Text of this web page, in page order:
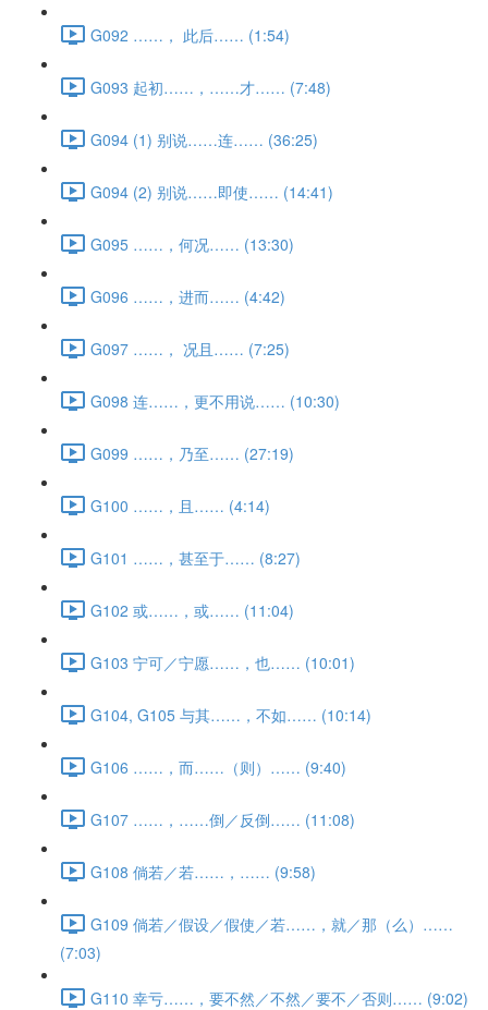
G092 ……， 此后…… (1:54)
G093 起初……，……才…… (7:48)
G094 (1) 别说……连…… (36:25)
G094 (2) 别说……即使…… (14:41)
G095 ……，何况…… (13:30)
G096 ……，进而…… (4:42)
G097 ……， 况且…… (7:25)
G098 连……，更不用说…… (10:30)
G099 ……，乃至…… (27:19)
G100 ……，且…… (4:14)
G101 ……，甚至于…… (8:27)
G102 或……，或…… (11:04)
G103 宁可／宁愿……，也…… (10:01)
G104, G105 与其……，不如…… (10:14)
G106 ……，而……（则）…… (9:40)
G107 ……，……倒／反倒…… (11:08)
G108 倘若／若……，…… (9:58)
G109 倘若／假设／假使／若……，就／那（么）……
(7:03)
G110 幸亏……，要不然／不然／要不／否则…… (9:02)